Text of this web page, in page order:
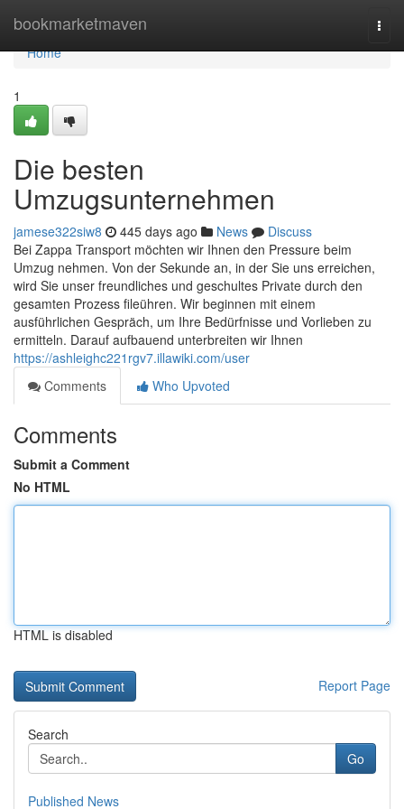
bookmarketmaven
Home
Home
1
Die besten
Umzugsunternehmen
jamese322siw8 445 days ago News
Discuss
Bei Zappa Transport möchten wir Ihnen den Pressure beim
Umzug nehmen. Von der Sekunde an, in der Sie uns erreichen,
wird Sie unser freundliches und geschultes Private durch den
gesamten Prozess fileühren. Wir beginnen mit einem
ausführlichen Gespräch, um Ihre Bedürfnisse und Vorlieben zu
ermitteln. Darauf aufbauend unterbreiten wir Ihnen
https://ashleighc221rgv7.illawiki.com/user
Comments
Who Upvoted
Comments
Submit a Comment
No HTML
HTML is disabled
Report Page
Search
Go
Published News